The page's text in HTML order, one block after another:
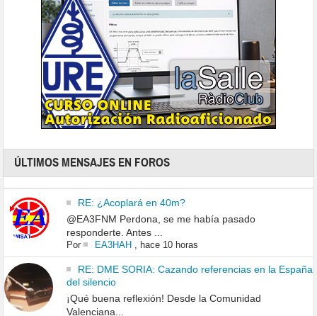
ÚLTIMOS MENSAJES EN FOROS
RE: ¿Acoplará en 40m?
@EA3FNM Perdona, se me había pasado
responderte. Antes ...
Por EA3HAH, hace 10 horas
RE: DME SORIA: Cazando referencias en la España
del silencio
¡Qué buena reflexión! Desde la Comunidad
Valenciana...